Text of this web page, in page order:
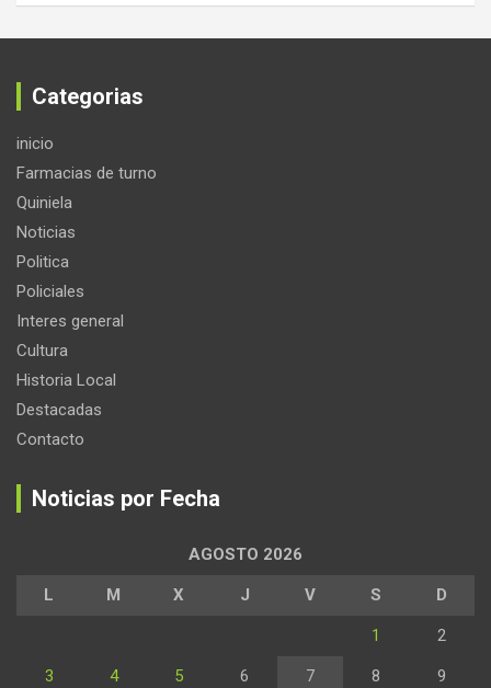
Categorias
inicio
Farmacias de turno
Quiniela
Noticias
Politica
Policiales
Interes general
Cultura
Historia Local
Destacadas
Contacto
Noticias por Fecha
AGOSTO 2026
L M X J V S D
1 2
3 4 5 6 7 8 9